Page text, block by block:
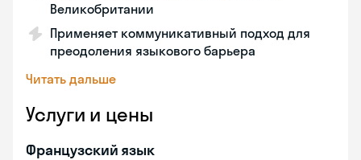
Великобритании
Применяет коммуникативный подход для
преодоления языкового барьера
Читать дальше
Услуги и цены
Французский язык